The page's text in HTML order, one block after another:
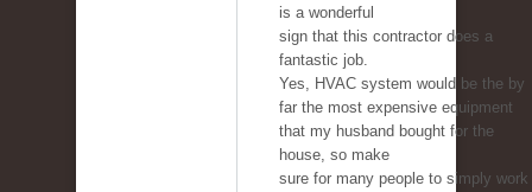
is a wonderful
sign that this contractor does a
fantastic job.
Yes, HVAC system would be the by
far the most expensive equipment
that my husband bought for the
house, so make
sure for many people to simply work